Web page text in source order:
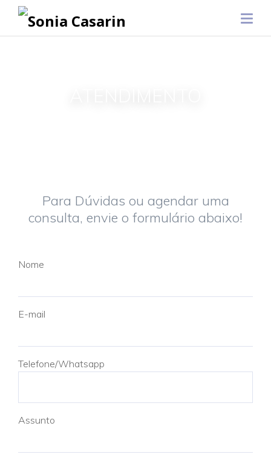
Para Dúvidas ou agendar uma
consulta, envie o formulário abaixo!
Nome
E-mail
Telefone/Whatsapp
Assunto